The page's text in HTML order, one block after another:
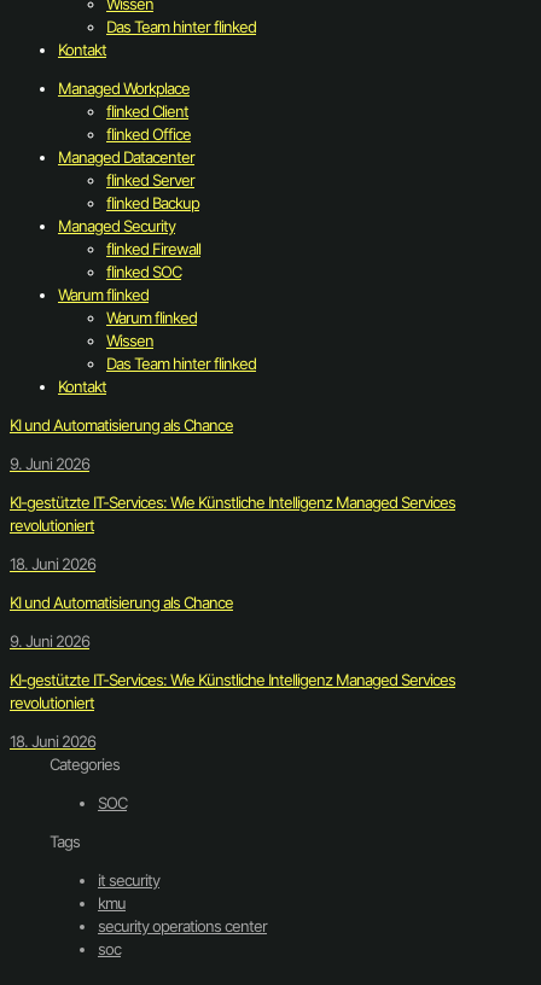
Das Team hinter flinked
Kontakt
Managed Workplace
flinked Client
flinked Office
Managed Datacenter
flinked Server
flinked Backup
Managed Security
flinked Firewall
flinked SOC
Warum flinked
Warum flinked
Wissen
Das Team hinter flinked
Kontakt
KI und Automatisierung als Chance
9. Juni 2026
KI-gestützte IT-Services: Wie Künstliche Intelligenz Managed Services
revolutioniert
18. Juni 2026
KI und Automatisierung als Chance
9. Juni 2026
KI-gestützte IT-Services: Wie Künstliche Intelligenz Managed Services
revolutioniert
18. Juni 2026
Categories
SOC
Tags
it security
kmu
security operations center
soc